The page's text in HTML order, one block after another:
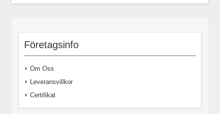
Företagsinfo
Om Oss
Leveransvillkor
Certifikat